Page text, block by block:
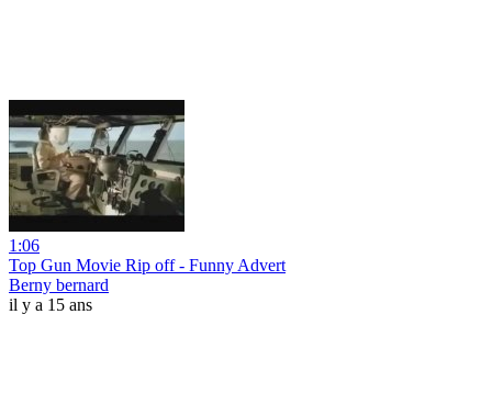
1:06
Top Gun Movie Rip off - Funny Advert
Berny bernard
il y a 15 ans